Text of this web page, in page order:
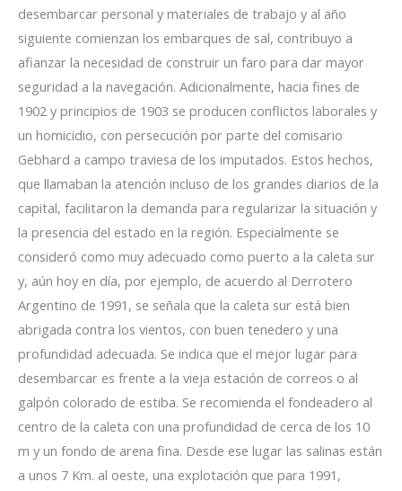
desembarcar personal y materiales de trabajo y al año
siguiente comienzan los embarques de sal, contribuyo a
afianzar la necesidad de construir un faro para dar mayor
seguridad a la navegación. Adicionalmente, hacia fines de
1902 y principios de 1903 se producen conflictos laborales y
un homicidio, con persecución por parte del comisario
Gebhard a campo traviesa de los imputados. Estos hechos,
que llamaban la atención incluso de los grandes diarios de la
capital, facilitaron la demanda para regularizar la situación y
la presencia del estado en la región. Especialmente se
consideró como muy adecuado como puerto a la caleta sur
y, aún hoy en día, por ejemplo, de acuerdo al Derrotero
Argentino de 1991, se señala que la caleta sur está bien
abrigada contra los vientos, con buen tenedero y una
profundidad adecuada. Se indica que el mejor lugar para
desembarcar es frente a la vieja estación de correos o al
galpón colorado de estiba. Se recomienda el fondeadero al
centro de la caleta con una profundidad de cerca de los 10
m y un fondo de arena fina. Desde ese lugar las salinas están
a unos 7 Km. al oeste, una explotación que para 1991,